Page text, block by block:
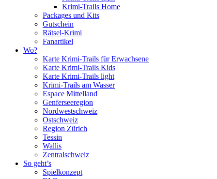
Krimi-Trails Home
Packages und Kits
Gutschein
Rätsel-Krimi
Fanartikel
Wo?
Karte Krimi-Trails für Erwachsene
Karte Krimi-Trails Kids
Karte Krimi-Trails light
Krimi-Trails am Wasser
Espace Mittelland
Genferseeregion
Nordwestschweiz
Ostschweiz
Region Zürich
Tessin
Wallis
Zentralschweiz
So geht’s
Spielkonzept